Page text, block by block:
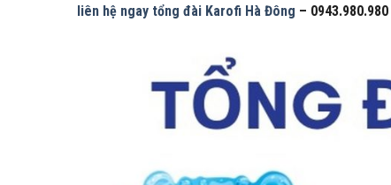
liên hệ ngay tổng đài Karofi Hà Đông – 0943.980.980